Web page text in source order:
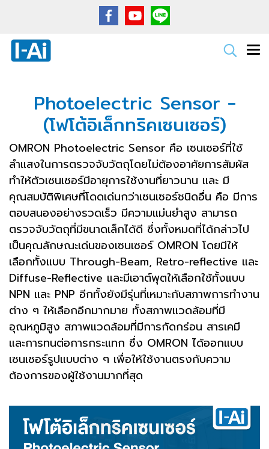
Photoelectric Sensor -
(โฟโต้อิเล็กทริคเซนเซอร์)
OMRON Photoelectric Sensor คือ เซนเซอร์ที่ใช้
ลำแสงในการตรวจจับวัตถุโดยไม่ต้องอาศัยการสัมผัส
ทำให้ตัวเซนเซอร์มีอายุการใช้งานที่ยาวนาน และ มี
คุณสมบัติพิเศษที่โดดเด่นกว่าเซนเซอร์ชนิดอื่น คือ มีการ
ตอบสนองอย่างรวดเร็ว มีความแม่นยำสูง สามารถ
ตรวจจับวัตถุที่มีขนาดเล็กได้ดี ซึ่งทั้งหมดที่ได้กล่าวไป
เป็นคุณลักษณะเด่นของเซนเซอร์ OMRON โดยมีให้
เลือกทั้งแบบ Through-Beam, Retro-reflective และ
Diffuse-Reflective และมีเอาต์พุตให้เลือกใช้ทั้งแบบ
NPN และ PNP อีกทั้งยังมีรุ่นที่เหมาะกับสภาพการทำงาน
ต่าง ๆ ให้เลือกอีกมากมาย ทั้งสภาพแวดล้อมที่มี
อุณหภูมิสูง สภาพแวดล้อมที่มีการกัดกร่อน สารเคมี
และการทนต่อการกระแทก ซึ่ง OMRON ได้ออกแบบ
เซนเซอร์รูปแบบต่าง ๆ เพื่อให้ใช้งานตรงกับความ
ต้องการของผู้ใช้งานมากที่สุด